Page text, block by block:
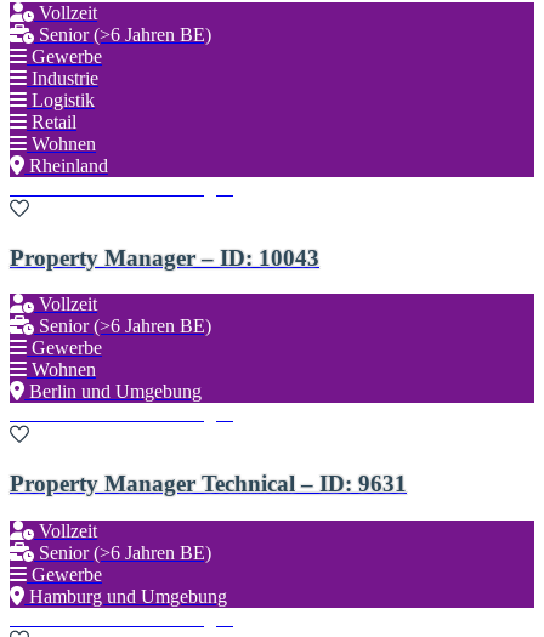
Vollzeit
Senior (>6 Jahren BE)
Gewerbe
Industrie
Logistik
Retail
Wohnen
Rheinland
Property Manager – ID: 10043
Vollzeit
Senior (>6 Jahren BE)
Gewerbe
Wohnen
Berlin und Umgebung
Property Manager Technical – ID: 9631
Vollzeit
Senior (>6 Jahren BE)
Gewerbe
Hamburg und Umgebung